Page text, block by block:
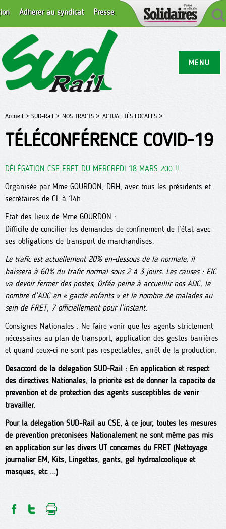
MENU
Adhérer au syndicat Presse
Accueil > SUD-Rail > NOS TRACTS > ACTUALITÉS LOCALES >
TÉLÉCONFÉRENCE COVID-19
DÉLÉGATION CSE FRET DU MERCREDI 18 MARS 200 !!
Organisée par Mme GOURDON, DRH, avec tous les présidents et
secrétaires de CL à 14h.
Etat des lieux de Mme GOURDON :
Difficile de concilier les demandes de confinement de l’état avec
ses obligations de transport de marchandises.
Le trafic est actuellement 20% en-dessous de la normale, il
baissera à 60% du trafic normal sous 2 à 3 jours. Les causes : EIC
va devoir fermer des postes, Orféa peine à accueillir nos ADC, le
nombre d’ADC en « garde enfants » et le nombre de malades au
sein de FRET, 7 officiellement pour l’instant.
Consignes Nationales : Ne faire venir que les agents strictement
nécessaires au plan de transport, application des gestes barrières
et quand ceux-ci ne sont pas respectables, arrêt de la production.
Désaccord de la délégation SUD-Rail : En application et respect
des directives Nationales, la priorité est de donner la capacité de
prévention et de protection des agents susceptibles de venir
travailler.
Pour la délégation SUD-Rail au CSE, à ce jour, toutes les mesures
de prévention préconisées Nationalement ne sont même pas mis
en application sur les divers UT concernés du FRET (Nettoyage
journalier EM, Kits, Lingettes, gants, gel hydroalcoolique et
masques, etc ...)